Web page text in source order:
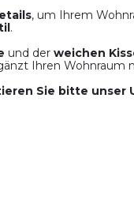
, um Ihrem
.
und der weichen
Ihren Wohnraum
Sie bitte unser